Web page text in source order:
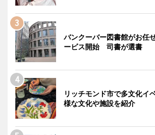
バンクーバー図書館がお任
ービス開始 司書が選書
リッチモンド市で多文化
様な文化や施設を紹介